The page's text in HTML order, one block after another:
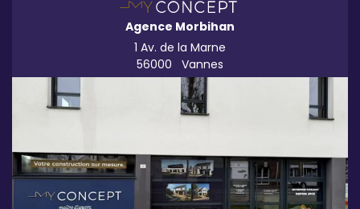
Agence Morbihan
1 Av. de la Marne
56000
Vannes